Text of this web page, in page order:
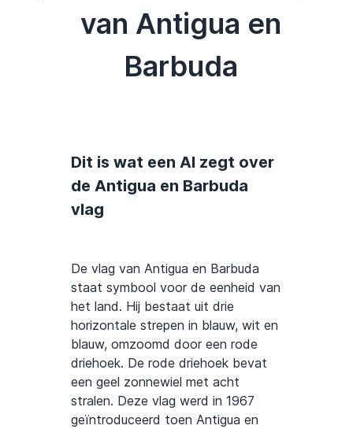
van Antigua en
Barbuda
Dit is wat een AI zegt over
de Antigua en Barbuda
vlag
De vlag van Antigua en Barbuda
staat symbool voor de eenheid van
het land. Hij bestaat uit drie
horizontale strepen in blauw, wit en
blauw, omzoomd door een rode
driehoek. De rode driehoek bevat
een geel zonnewiel met acht
stralen. Deze vlag werd in 1967
geïntroduceerd toen Antigua en